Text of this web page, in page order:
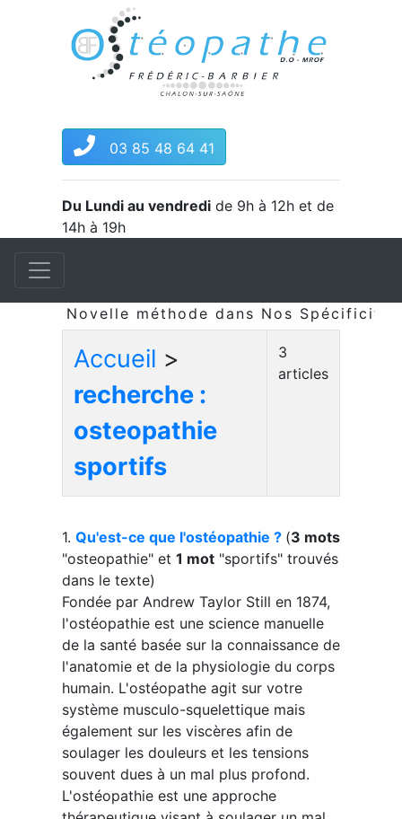
03 85 48 64 41
Du Lundi au vendredi de 9h à 12h et de
14h à 19h
Novelle méthode dans Nos Spécificités
Accueil >
recherche :
osteopathie
sportifs
3
articles
1. Qu'est-ce que l'ostéopathie ? (3 mots
"osteopathie" et 1 mot "sportifs" trouvés
dans le texte)
Fondée par Andrew Taylor Still en 1874,
l'ostéopathie est une science manuelle
de la santé basée sur la connaissance de
l'anatomie et de la physiologie du corps
humain. L'ostéopathe agit sur votre
système musculo-squelettique mais
également sur les viscères afin de
soulager les douleurs et les tensions
souvent dues à un mal plus profond.
L'ostéopathie est une approche